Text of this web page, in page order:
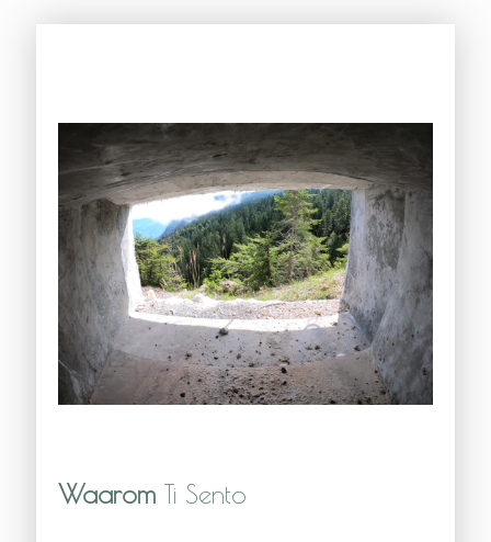
Waarom Ti Sento